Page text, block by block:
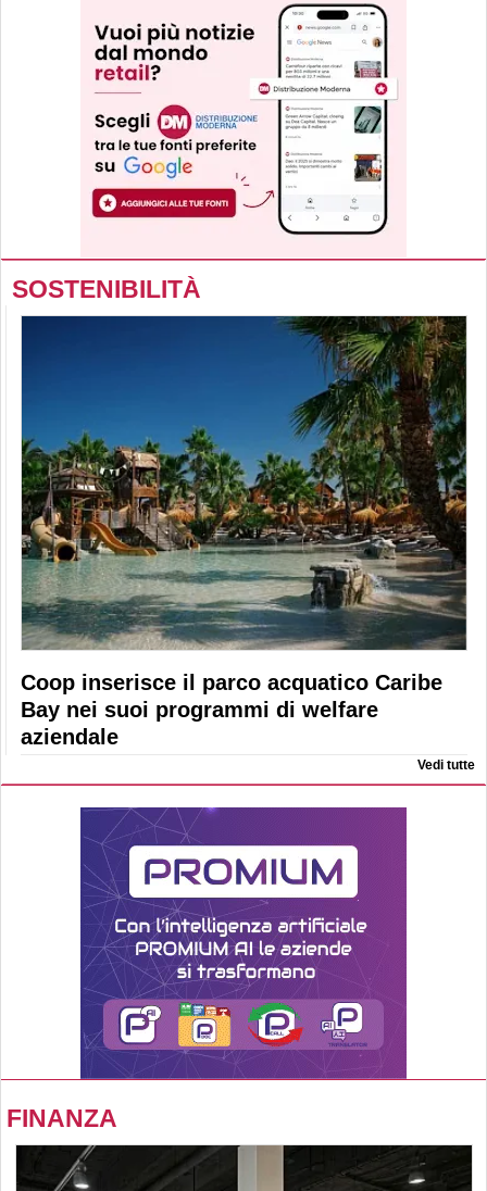
SOSTENIBILITÀ
Coop inserisce il parco acquatico Caribe
Bay nei suoi programmi di welfare
aziendale
Vedi tutte
FINANZA